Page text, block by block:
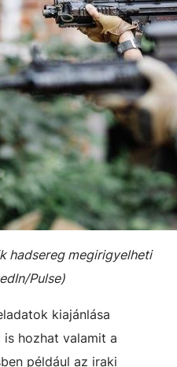
hadsereg megirigyelheti
Pulse)
kiajánlása
hozhat valamit a
például az iraki